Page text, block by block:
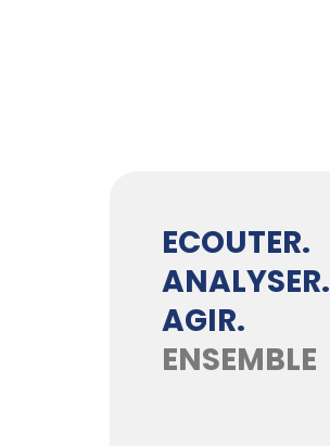
ECOUTER.
ANALYSER.
AGIR.
ENSEMBLE